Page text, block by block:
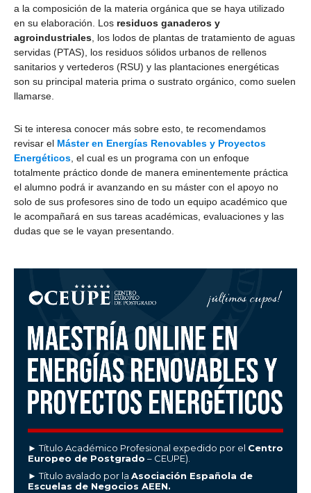
a la composición de la materia orgánica que se haya utilizado
en su elaboración. Los residuos ganaderos y
agroindustriales , los lodos de plantas de tratamiento de aguas
servidas (PTAS), los residuos sólidos urbanos de rellenos
sanitarios y vertederos (RSU) y las plantaciones energéticas
son su principal materia prima o sustrato orgánico, como suelen
llamarse.
Si te interesa conocer más sobre esto, te recomendamos
revisar el Máster en Energías Renovables y Proyectos
Energéticos , el cual es un programa con un enfoque
totalmente práctico donde de manera eminentemente práctica
el alumno podrá ir avanzando en su máster con el apoyo no
solo de sus profesores sino de todo un equipo académico que
le acompañará en sus tareas académicas, evaluaciones y las
dudas que se le vayan presentando.
► Título Académico Profesional expedido por el Centro
Europeo de Postgrado – CEUPE).
► Título avalado por la Asociación Española de
Escuelas de Negocios AEEN.